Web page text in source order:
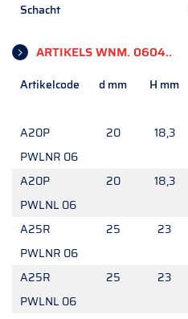
Schacht
ARTIKELS WNM. 0604..
Artikelcode d mm H mm
A20P
PWLNR 06
20 18,3
A20P
PWLNL 06
20 18,3
A25R
PWLNR 06
25 23
A25R
PWLNL 06
25 23